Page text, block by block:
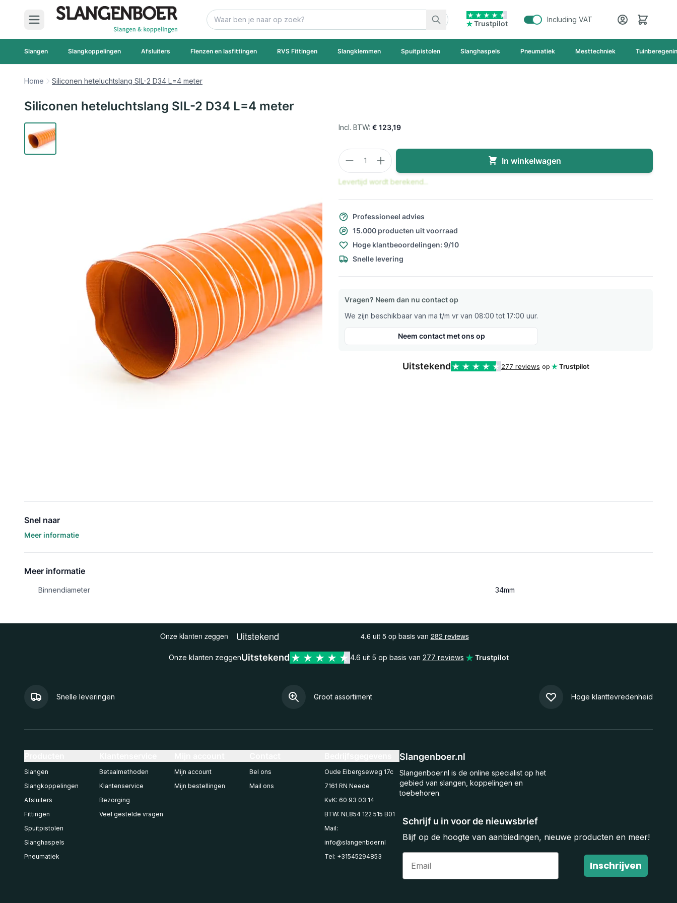
Ga naar de inhoud
Zoek
Trustpilot
Including VAT Cart
Slangen Slangkoppelingen Afsluiters Flenzen en lasfittingen RVS Fittingen Slangklemmen Spuitpistolen Slanghaspels Pneumatiek Mesttechniek
Home Siliconen heteluchtslang SIL-2 D34 L=4 meter
Siliconen heteluchtslang SIL-2 D34 L=4 meter
€ 123,19
Aantal
In winkelwagen
Levertijd wordt berekend...
Professioneel advies
15.000 producten uit voorraad
Hoge klantbeoordelingen: 9/10
Snelle levering
Vragen? Neem dan nu contact op
We zijn beschikbaar van ma t/m vr van 08:00 tot 17:00 uur.
Neem contact met ons op
Uitstekend 277 reviews op Trustpilot
Snel naar
Meer informatie
Meer informatie
Binnendiameter 34mm
Onze klanten zeggenUitstekend 4.6 uit 5 op basis van 277 reviews Trustpilot
Snelle leveringen Groot assortiment Hoge klanttevredenheid
Schrijf u in voor de nieuwsbrief
Blijf op de hoogte van aanbiedingen, nieuwe producten en meer!
Email
Inschrijven
Slangenboer.nl
Slangenboer.nl is de online specialist op het
gebied van slangen, koppelingen en
toebehoren.
Slangen
Slangkoppelingen
Afsluiters
Fittingen
Spuitpistolen
Slanghaspels
Pneumatiek
Betaalmethoden
Klantenservice
Bezorging
Veel gestelde vragen
Mijn account
Mijn bestellingen
Bel ons
Mail ons
Oude Eibergseweg 17c
7161 RN Neede
KvK: 60 93 03 14
BTW: NL854 122 515 B01
Mail:
info@slangenboer.nl
Tel: +31545294853